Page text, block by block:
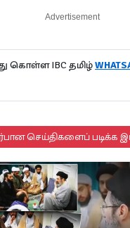
Advertisement
கொள்ள IBC தமிழ்
செய்திகளைப் படிக்க